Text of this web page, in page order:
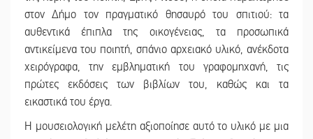
στον Δήμο τον πραγματικό θησαυρό του σπιτιού: τα
αυθεντικά έπιπλα της οικογένειας, τα προσωπικά
αντικείμενα του ποιητή, σπάνιο αρχειακό υλικό, ανέκδοτα
χειρόγραφα, την εμβληματική του γραφομηχανή, τις
πρώτες εκδόσεις των βιβλίων του, καθώς και τα
εικαστικά του έργα.
Η μουσειολογική μελέτη αξιοποίησε αυτό το υλικό με μια